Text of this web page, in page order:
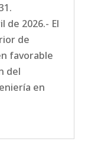
de 2026.- El
de
favorable
del
en